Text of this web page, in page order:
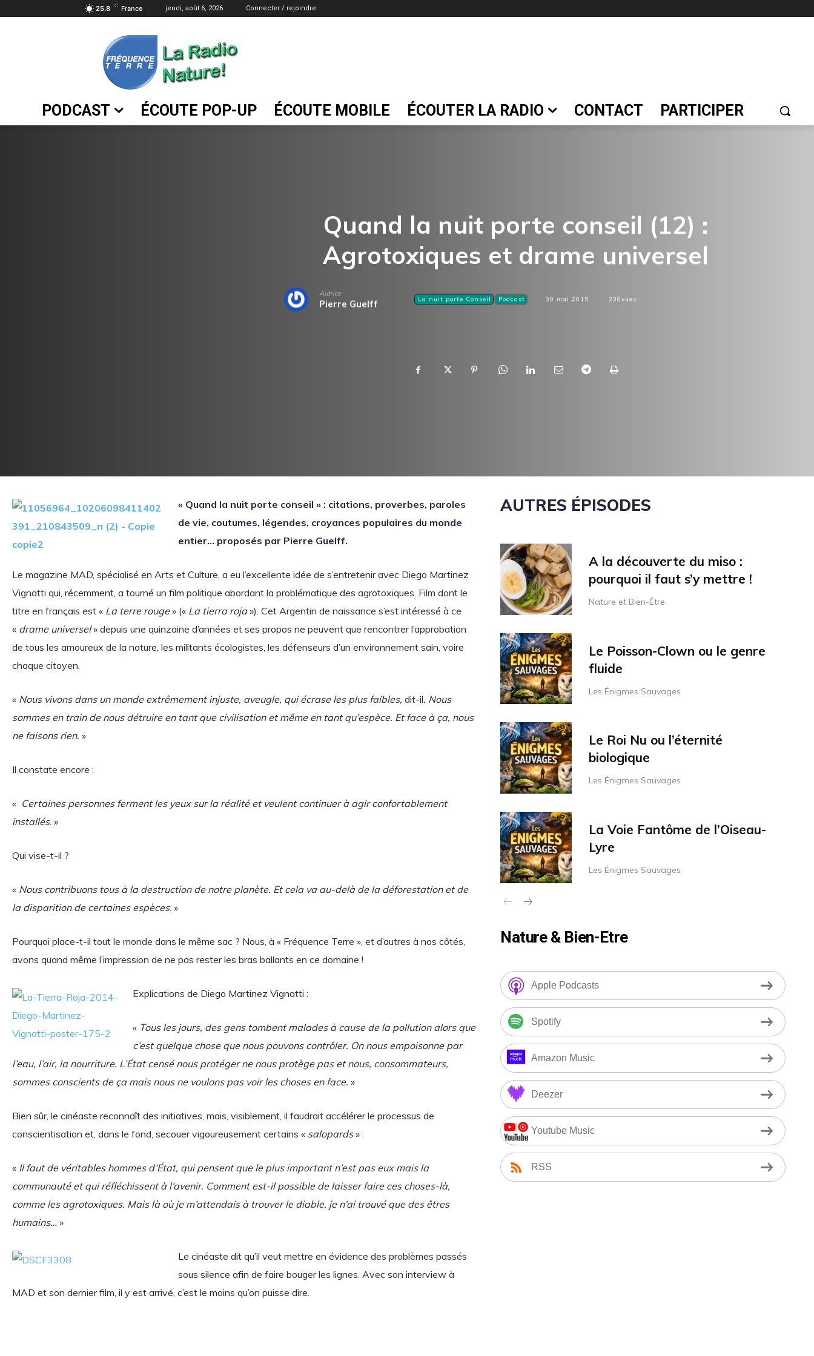
25.8 C France jeudi, août 6, 2026 Connecter / rejoindre
PODCAST ÉCOUTE POP-UP ÉCOUTE MOBILE ÉCOUTER LA RADIO CONTACT PARTICIPER
Quand la nuit porte conseil (12) :
Agrotoxiques et drame universel
Autrice
Pierre Guelff La nuit porte Conseil Podcast 30 mai 2015 230vues
« Quand la nuit porte conseil » : citations, proverbes, paroles
de vie, coutumes, légendes, croyances populaires du monde
entier… proposés par Pierre Guelff.
Le magazine MAD, spécialisé en Arts et Culture, a eu l’excellente idée de s’entretenir avec Diego Martinez
Vignatti qui, récemment, a tourné un film politique abordant la problématique des agrotoxiques. Film dont le
titre en français est « La terre rouge» (« La tierra roja»). Cet Argentin de naissance s’est intéressé à ce
« drame universel» depuis une quinzaine d’années et ses propos ne peuvent que rencontrer l’approbation
de tous les amoureux de la nature, les militants écologistes, les défenseurs d’un environnement sain, voire
chaque citoyen.
« Nous vivons dans un monde extrêmement injuste, aveugle, qui écrase les plus faibles, dit-il. Nous
sommes en train de nous détruire en tant que civilisation et même en tant qu’espèce. Et face à ça, nous
ne faisons rien. »
Il constate encore :
« Certaines personnes ferment les yeux sur la réalité et veulent continuer à agir confortablement
installés. »
Qui vise-t-il ?
« Nous contribuons tous à la destruction de notre planète. Et cela va au-delà de la déforestation et de
la disparition de certaines espèces. »
Pourquoi place-t-il tout le monde dans le même sac ? Nous, à « Fréquence Terre », et d’autres à nos côtés,
avons quand même l’impression de ne pas rester les bras ballants en ce domaine !
Explications de Diego Martinez Vignatti :
« Tous les jours, des gens tombent malades à cause de la pollution alors que
c’est quelque chose que nous pouvons contrôler. On nous empoisonne par
l’eau, l’air, la nourriture. L’État censé nous protéger ne nous protège pas et nous, consommateurs,
sommes conscients de ça mais nous ne voulons pas voir les choses en face. »
Bien sûr, le cinéaste reconnaît des initiatives, mais, visiblement, il faudrait accélérer le processus de
conscientisation et, dans le fond, secouer vigoureusement certains « salopards» :
« Il faut de véritables hommes d’État, qui pensent que le plus important n’est pas eux mais la
communauté et qui réfléchissent à l’avenir. Comment est-il possible de laisser faire ces choses-là,
comme les agrotoxiques. Mais là où je m’attendais à trouver le diable, je n’ai trouvé que des êtres
humains… »
Le cinéaste dit qu’il veut mettre en évidence des problèmes passés
sous silence afin de faire bouger les lignes. Avec son interview à
MAD et son dernier film, il y est arrivé, c’est le moins qu’on puisse dire.
AUTRES ÉPISODES
A la découverte du miso :
pourquoi il faut s’y mettre !
Nature et Bien-Être
Le Poisson-Clown ou le genre
fluide
Les Énigmes Sauvages
Le Roi Nu ou l’éternité
biologique
Les Énigmes Sauvages
La Voie Fantôme de l’Oiseau-
Lyre
Les Énigmes Sauvages
Nature & Bien-Etre
Apple Podcasts
Spotify
Amazon Music
Deezer
Youtube Music
RSS